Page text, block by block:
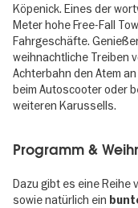
Köpenick. Eines der
Meter hohe Free-Fall
Fahrgeschäfte.
weihnachtliche Treiben
Achterbahn den Atem
beim Autoscooter oder
weiteren Karussells.
Programm &
Dazu gibt es eine Reihe
sowie natürlich ein